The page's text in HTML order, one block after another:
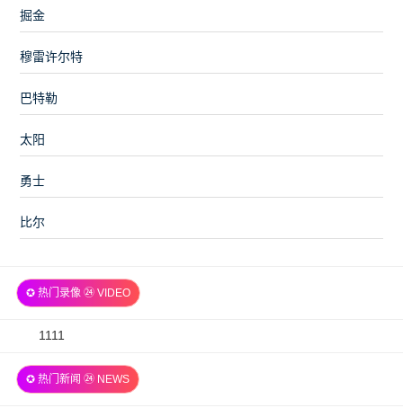
掘金
穆雷许尔特
巴特勒
太阳
勇士
比尔
✪ 热门录像 ㉔ VIDEO
2026-
06
1111
✪ 热门新闻 ㉔ NEWS